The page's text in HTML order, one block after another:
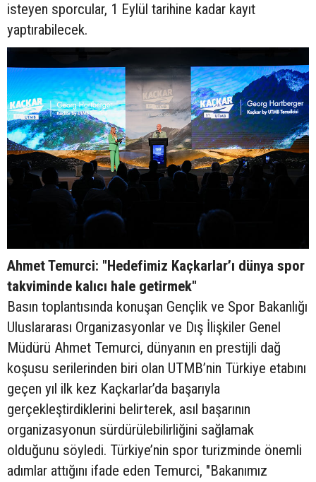
isteyen sporcular, 1 Eylül tarihine kadar kayıt
yaptırabilecek.
Ahmet Temurci: "Hedefimiz Kaçkarlar’ı dünya spor
takviminde kalıcı hale getirmek"
Basın toplantısında konuşan Gençlik ve Spor Bakanlığı
Uluslararası Organizasyonlar ve Dış İlişkiler Genel
Müdürü Ahmet Temurci, dünyanın en prestijli dağ
koşusu serilerinden biri olan UTMB’nin Türkiye etabını
geçen yıl ilk kez Kaçkarlar’da başarıyla
gerçekleştirdiklerini belirterek, asıl başarının
organizasyonun sürdürülebilirliğini sağlamak
olduğunu söyledi. Türkiye’nin spor turizminde önemli
adımlar attığını ifade eden Temurci, "Bakanımız